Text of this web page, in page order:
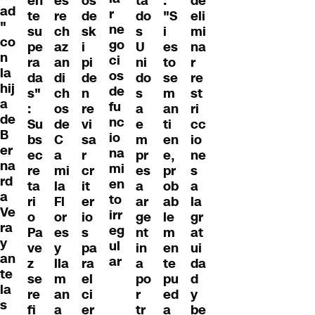
ad
"
co
n
la
hij
a
de
B
er
na
rd
a
Ve
ra
y
an
te
la
s
te
su
pe
ra
da
s"
:
Su
bs
ec
re
ta
ri
o
Pa
ve
z
se
re
fi
re
ch
az
an
di
ch
os
de
C
a
mi
la
Fl
or
es
y
lla
m
an
a
de
sk
i
pi
de
n
re
vi
sa
r
cr
it
er
io
s
pa
ra
el
ci
er
r
ne
go
ci
os
de
fu
nc
io
na
mi
en
to
irr
eg
ul
ar
do
s
U
ni
do
s
a
e
m
pr
es
a
ar
ge
nt
in
a
po
r
tr
"S
i
es
to
se
m
an
ti
en
e,
pr
ob
ab
le
m
en
te
pu
ed
a
eli
mi
na
r
re
st
ri
cc
io
ne
s
a
la
gr
at
ui
da
d
y
be